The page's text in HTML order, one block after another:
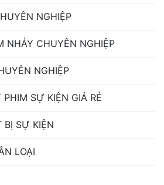
NGHIỆP
NHẢY CHUYÊN NGHIỆP
NGHIỆP
SỰ KIỆN GIÁ RẺ
BỊ SỰ KIỆN
LOẠI